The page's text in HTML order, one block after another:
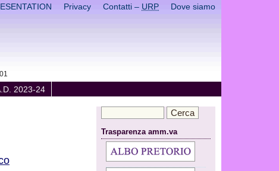
Dove siamo
Contatti – URP
Privacy
2023-24
Trasparenza amm.va